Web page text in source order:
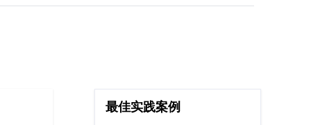
最佳实践案例